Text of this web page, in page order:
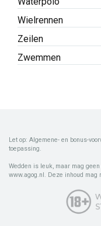
Wielrennen
Zeilen
Zwemmen
Let op: Algemene- en bonus-
toepassing.
Wedden is leuk, maar mag
www.agog.nl. Deze inhoud